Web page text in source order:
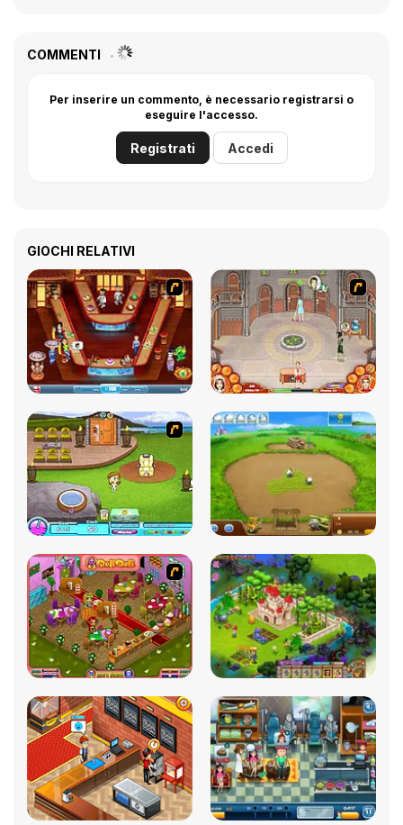
COMMENTI
Per inserire un commento, è necessario registrarsi o
eseguire l'accesso.
Registrati Accedi
GIOCHI RELATIVI